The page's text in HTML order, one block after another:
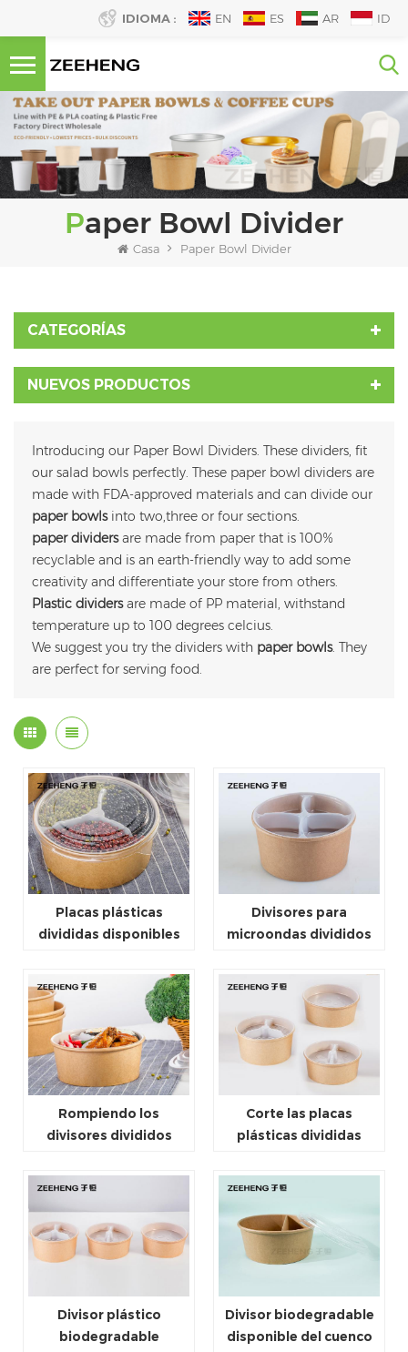
IDIOMA : EN ES AR ID
Paper Bowl Divider
Casa Paper Bowl Divider
CATEGORÍAS
NUEVOS PRODUCTOS
Introducing our Paper Bowl Dividers. These dividers, fit
our salad bowls perfectly. These paper bowl dividers are
made with FDA-approved materials and can divide our
paper bowlsinto two,three or four sections.
paper dividersare made from paper that is 100%
recyclable and is an earth-friendly way to add some
creativity and differentiate your store from others.
Plastic dividersare made of PP material, withstand
temperature up to 100 degrees celcius.
We suggest you try the dividers with paper bowls. They
are perfect for serving food.
Placas plásticas
divididas disponibles
microonda del ODM
Divisores para
microondas divididos
cuenco de papel de las
placas de plástico
Rompiendo los
divisores divididos
del cuenco de papel de
Corte las placas
plásticas divididas
que rompen el material
Divisor plástico
biodegradable
Divisor biodegradable
disponible del cuenco